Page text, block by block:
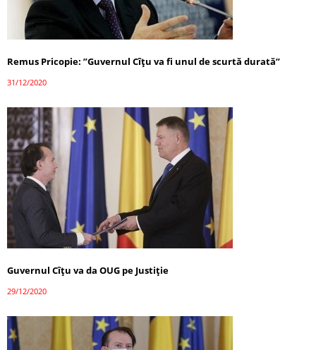
Remus Pricopie: ”Guvernul Cîțu va fi unul de scurtă durată”
31/12/2020
Guvernul Cîțu va da OUG pe Justiție
29/12/2020